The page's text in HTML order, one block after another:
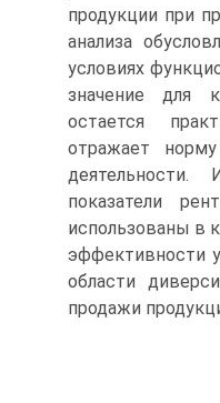
продукции при
анализа
условиях
значение для
остается
отражает
показатели
использованы в
эффективности
области
продажи